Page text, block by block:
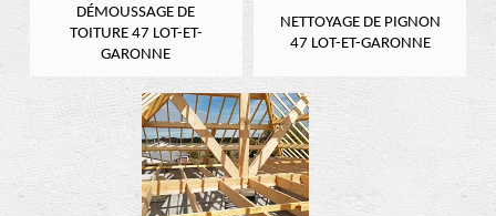
DÉMOUSSAGE DE
TOITURE 47 LOT-ET-
GARONNE
NETTOYAGE DE PIGNON
47 LOT-ET-GARONNE